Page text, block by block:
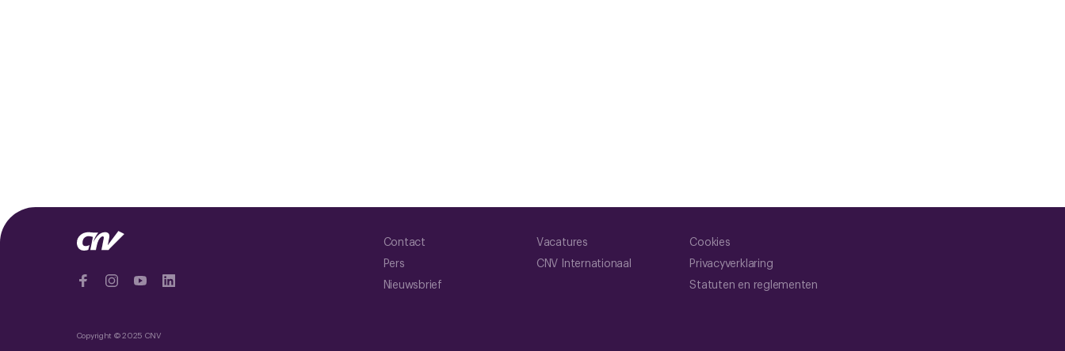
Contact
Pers
Nieuwsbrief
Vacatures
CNV Internationaal
Cookies
Privacyverklaring
Statuten en reglementen
Copyright © 2025 CNV